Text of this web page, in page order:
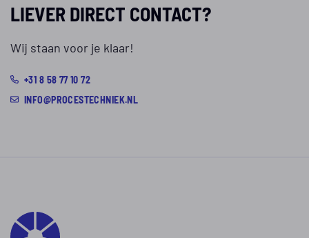
LIEVER DIRECT CONTACT?
Wij staan voor je klaar!
+31 8 58 77 10 72
INFO@PROCESTECHNIEK.NL